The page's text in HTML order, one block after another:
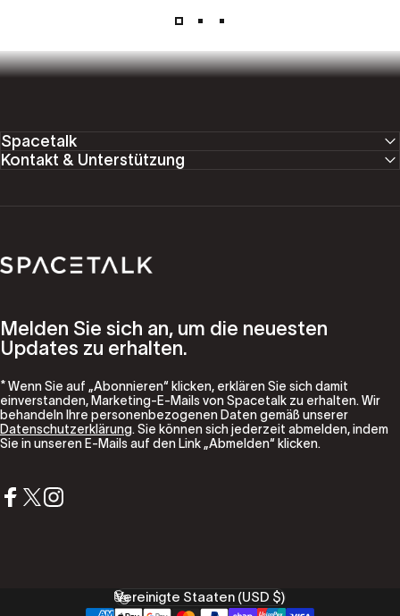
Spacetalk
Kontakt & Unterstützung
Spacetalk
Melden Sie sich an, um die neuesten
Updates zu erhalten.
* Wenn Sie auf „Abonnieren“ klicken, erklären Sie sich damit
einverstanden, Marketing-E-Mails von Spacetalk zu erhalten. Wir
behandeln Ihre personenbezogenen Daten gemäß unserer
Datenschutzerklärung. Sie können sich jederzeit abmelden, indem
Sie in unseren E-Mails auf den Link „Abmelden“ klicken.
Land/Region
Vereinigte Staaten (USD $)